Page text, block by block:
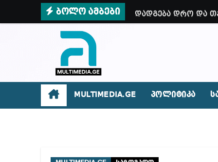
ბოლო ამბები დადგება დრო და
ირაკლი კობახიძე
როგორ მოვიქცეთ
MULTIMEDIA.GE პოლიტიკა